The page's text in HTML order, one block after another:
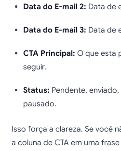
Data do E-mail 2: Data de
Data do E-mail 3: Data de
CTA Principal: O que esta
seguir.
Status: Pendente,
pausado.
Isso força a clareza. Se você
a coluna de CTA em uma